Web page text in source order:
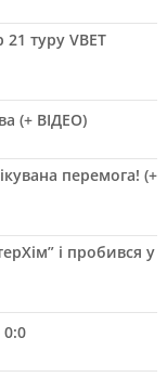
туру VBET
(+ ВІДЕО)
перемога! (+
і пробився у
0:0